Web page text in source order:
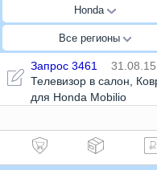
Honda
Все регионы
Запрос 3461
Телевизор в салон
для Honda Mobilio